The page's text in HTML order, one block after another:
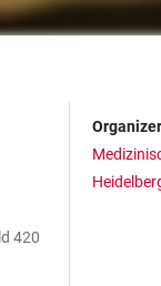
420
Organizer